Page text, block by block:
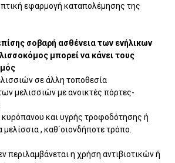
εφαρμογή καταπολέμησης της
σοβαρή ασθένεια των ενήλικων
μπορεί να κάνει τους
σε άλλη τοποθεσία
μελισσιών με ανοικτές πόρτες-
και υγρής τροφοδότησης ή
, καθ΄οιονδήποτε τρόπο.
περιλαμβάνεται η χρήση αντιβιοτικών ή